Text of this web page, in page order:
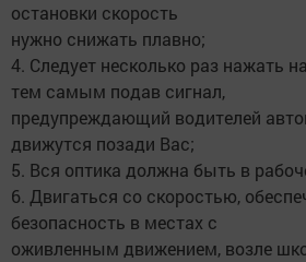
остановки скорость
нужно снижать плавно;
4. Следует несколько раз нажать
тем самым подав сигнал,
предупреждающий водителей
движутся позади Вас;
5. Вся оптика должна быть в
6. Двигаться со скоростью,
безопасность в местах с
оживленным движением, возле